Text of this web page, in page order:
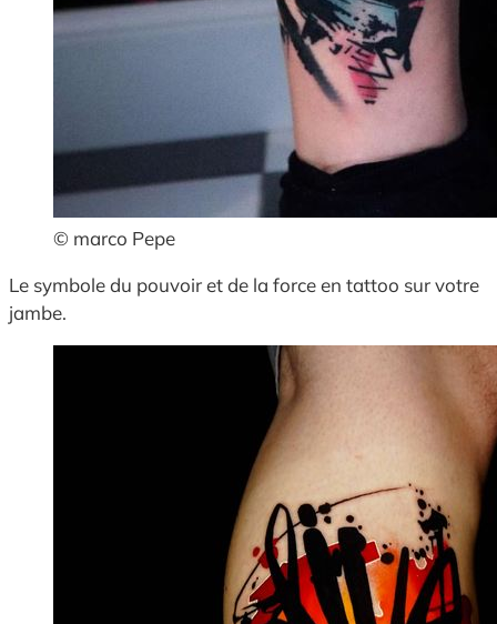
© marco Pepe
Le symbole du pouvoir et de la force en tattoo sur votre
jambe.